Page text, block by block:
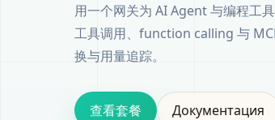
用一个网关为 AI Agent 与编程工
工具调用、function calling 与
换与用量追踪。
查看套餐 Документация